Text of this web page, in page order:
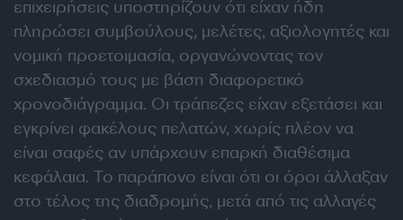
επιχειρήσεις υποστηρίζουν ότι είχαν ήδη
πληρώσει συμβούλους, μελέτες, αξιολογητές και
νομική προετοιμασία, οργανώνοντας τον
σχεδιασμό τους με βάση διαφορετικό
χρονοδιάγραμμα. Οι τράπεζες είχαν εξετάσει και
εγκρίνει φακέλους πελατών, χωρίς πλέον να
είναι σαφές αν υπάρχουν επαρκή διαθέσιμα
κεφάλαια. Το παράπονο είναι ότι οι όροι άλλαξαν
στο τέλος της διαδρομής, μετά από τις αλλαγές